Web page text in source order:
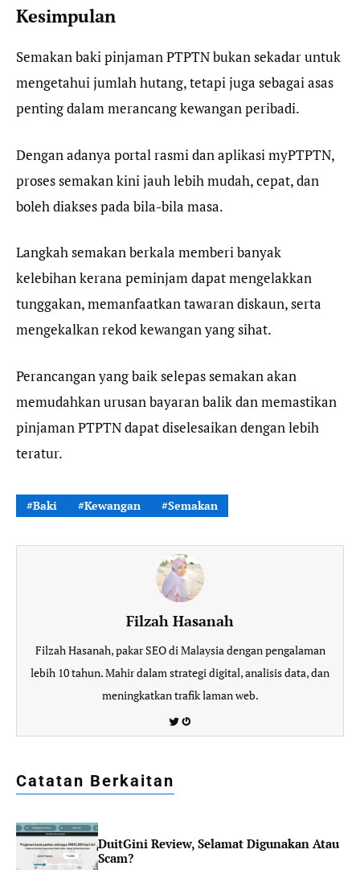
Kesimpulan
Semakan baki pinjaman PTPTN bukan sekadar untuk
mengetahui jumlah hutang, tetapi juga sebagai asas
penting dalam merancang kewangan peribadi.
Dengan adanya portal rasmi dan aplikasi myPTPTN,
proses semakan kini jauh lebih mudah, cepat, dan
boleh diakses pada bila-bila masa.
Langkah semakan berkala memberi banyak
kelebihan kerana peminjam dapat mengelakkan
tunggakan, memanfaatkan tawaran diskaun, serta
mengekalkan rekod kewangan yang sihat.
Perancangan yang baik selepas semakan akan
memudahkan urusan bayaran balik dan memastikan
pinjaman PTPTN dapat diselesaikan dengan lebih
teratur.
Baki Kewangan Semakan
Filzah Hasanah
Filzah Hasanah, pakar SEO di Malaysia dengan pengalaman
lebih 10 tahun. Mahir dalam strategi digital, analisis data, dan
meningkatkan trafik laman web.
Twitter
Gravatar
Catatan Berkaitan
DuitGini Review, Selamat Digunakan Atau
Scam?